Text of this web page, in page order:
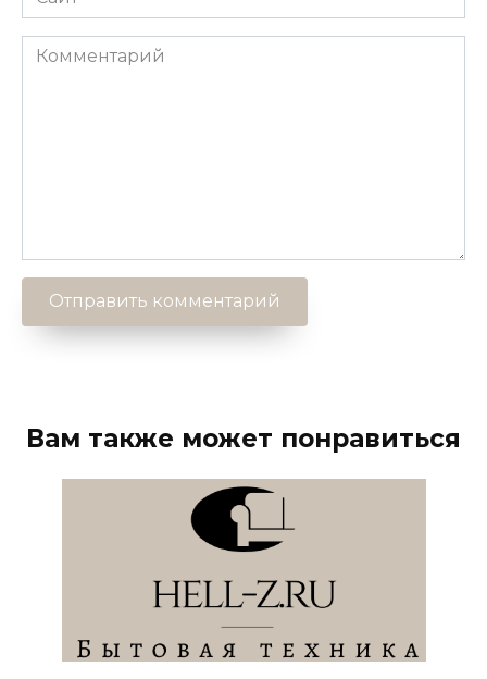
Комментарий
Вам также может понравиться